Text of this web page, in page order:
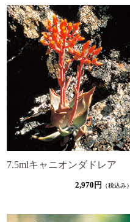
7.5mlキャニオンダドレア
2,970円 （税込み）